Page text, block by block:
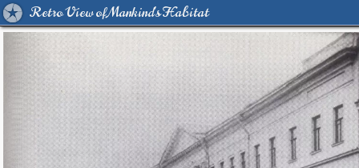
Retro View of Mankind's Habitat